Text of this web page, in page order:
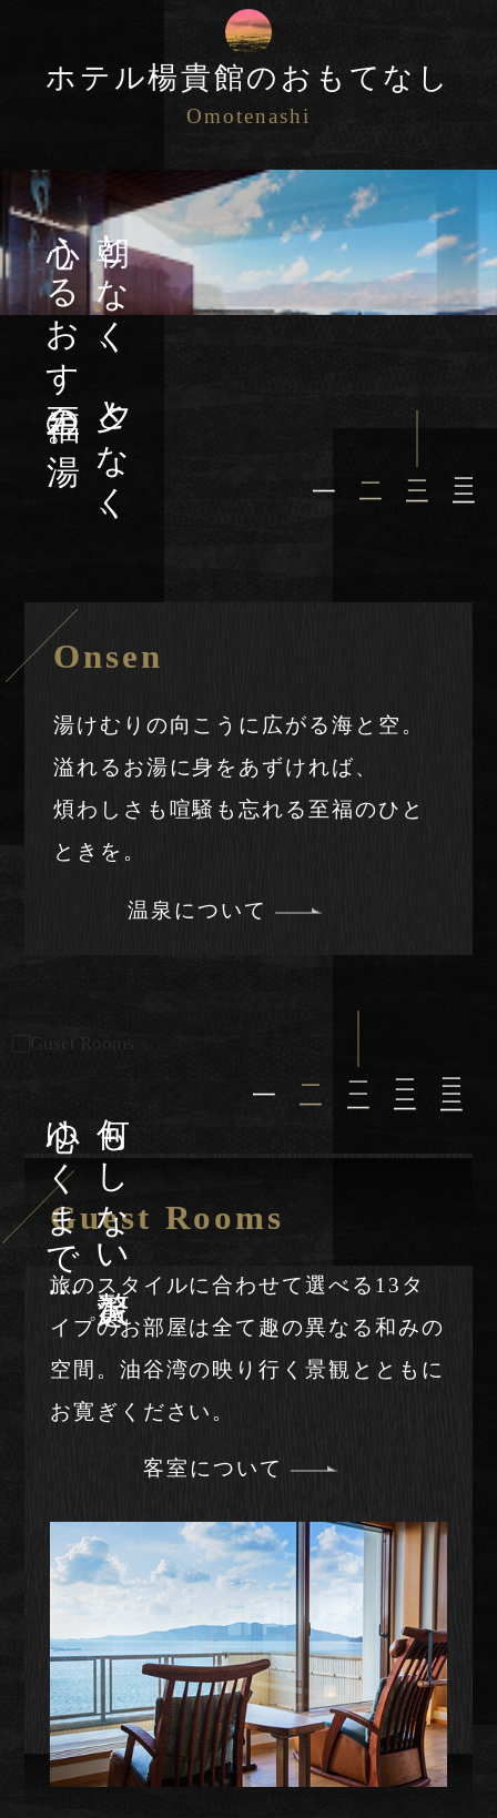
ホテル楊貴館のおもてなし
Omotenashi
朝となく、夕となく、
心うるおす至福の湯。
一 一
一
一
一
一
一
一
一
一
Onsen
湯けむりの向こうに広がる海と空。
溢れるお湯に身をあずければ、
煩わしさも喧騒も忘れる至福のひと
ときを。
温泉について
一 一
一
一
一
一
一
一 一
何もしない贅沢を、
心ゆくまで…
Guest Rooms
旅のスタイルに合わせて選べる13タ
イプのお部屋は全て趣の異なる和みの
空間。油谷湾の映り行く景観とともに
お寛ぎください。
客室について